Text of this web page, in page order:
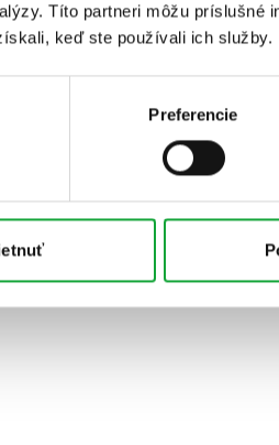
Títo partneri môžu
keď ste používali ich služby.
Preferencie